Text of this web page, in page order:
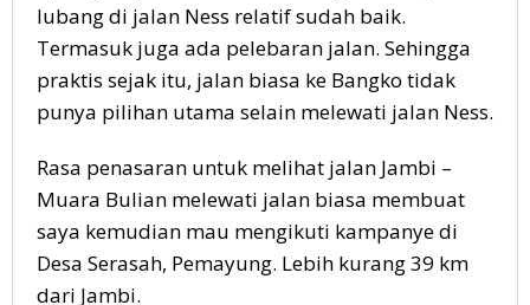
lubang di jalan Ness relatif sudah baik.
Termasuk juga ada pelebaran jalan. Sehingga
praktis sejak itu, jalan biasa ke Bangko tidak
punya pilihan utama selain melewati jalan Ness.
Rasa penasaran untuk melihat jalan Jambi –
Muara Bulian melewati jalan biasa membuat
saya kemudian mau mengikuti kampanye di
Desa Serasah, Pemayung. Lebih kurang 39 km
dari Jambi.